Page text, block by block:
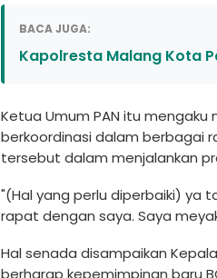
BACA JUGA:
Kapolresta Malang Kota
Ketua Umum PAN itu mengaku
berkoordinasi dalam berbagai
tersebut dalam menjalankan
"(Hal yang perlu diperbaiki) ya
rapat dengan saya. Saya
Hal senada disampaikan
berharap kepemimpinan baru